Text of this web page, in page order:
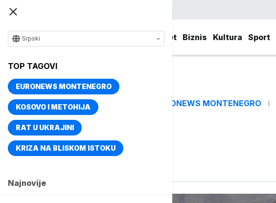
Svet Biznis Kultura Sport
Srpski
TOP TAGOVI
EURONEWS MONTENEGRO
KOSOVO I METOHIJA
RAT U UKRAJINI
KRIZA NA BLISKOM ISTOKU
Najnovije
TOP TAGOVI EURONEWS MONTENEGRO
Vise o temi
Poslovi